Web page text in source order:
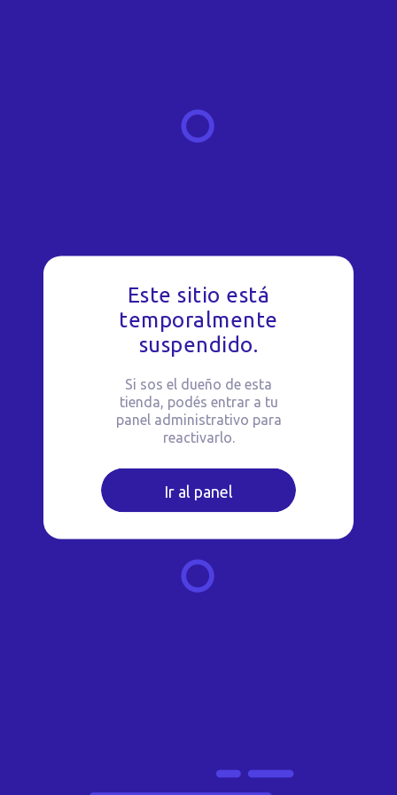
Este sitio está
temporalmente
suspendido.
Si sos el dueño de esta
tienda, podés entrar a tu
panel administrativo para
reactivarlo.
Ir al panel